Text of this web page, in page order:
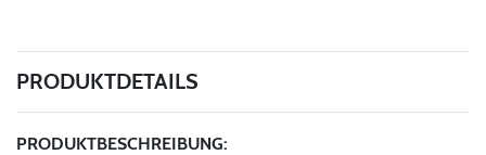
PRODUKTDETAILS
PRODUKTBESCHREIBUNG: